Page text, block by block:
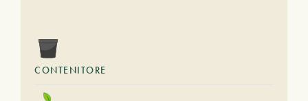
CONTENITORE